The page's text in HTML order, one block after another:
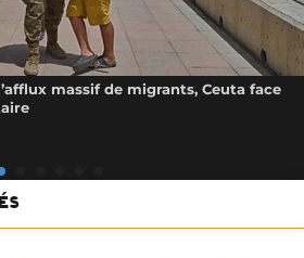
massif de migrants, Ceuta face